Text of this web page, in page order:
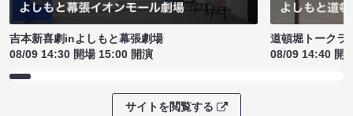
吉本新喜劇inよしもと幕張劇場
08/09 14:30 開場 15:00 開演
道頓堀トークラ
08/09 14:40 開
サイトを閲覧する